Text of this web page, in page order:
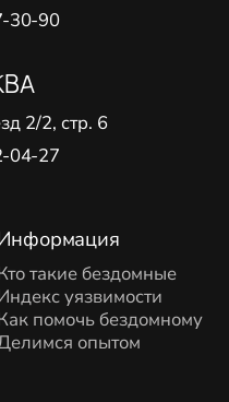
такие бездомные
уязвимости
помочь бездомному
опытом
30-90
2/2, стр. 6
04-27